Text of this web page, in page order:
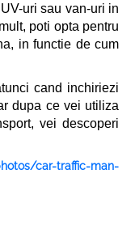
uri sau van-uri in
poti opta pentru
in functie de cum
cand inchiriezi
dupa ce vei utiliza
vei descoperi
car-traffic-man-